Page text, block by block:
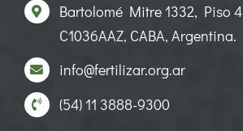
Bartolomé Mitre 1332, Piso 4
C1036AAZ, CABA, Argentina.
info@fertilizar.org.ar
(54) 11 3888-9300